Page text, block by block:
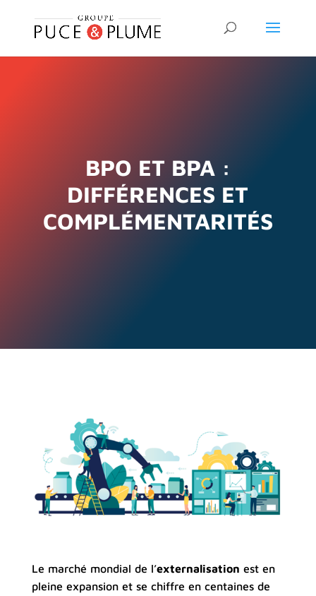
BPO ET BPA :
DIFFÉRENCES ET
COMPLÉMENTARITÉS
Le marché mondial de l’externalisation est en
pleine expansion et se chiffre en centaines de